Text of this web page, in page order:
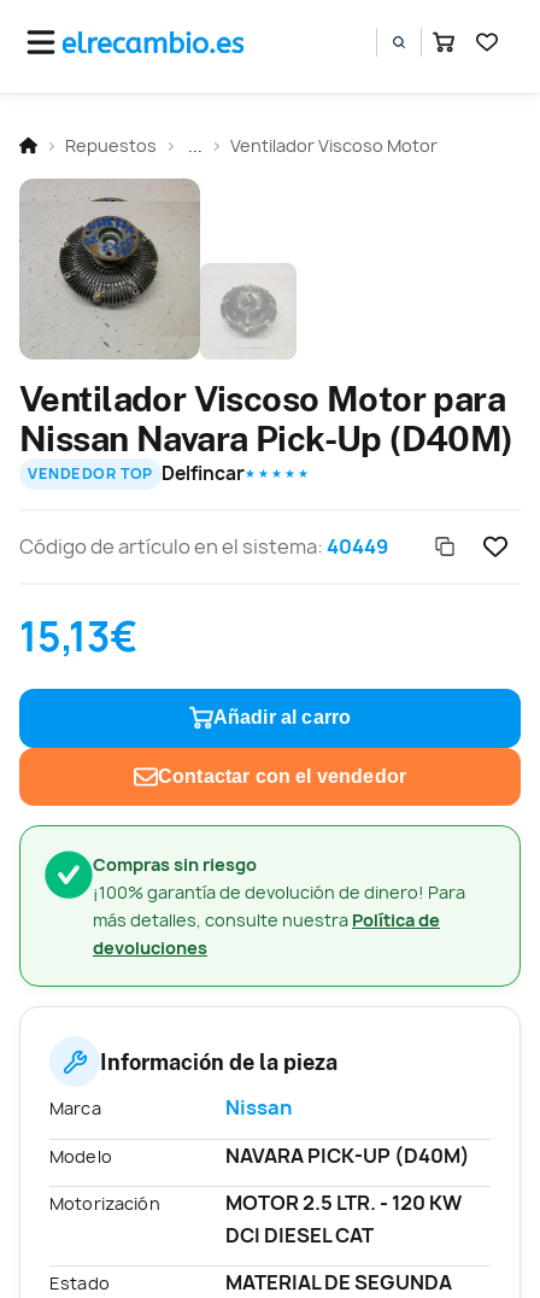
Repuestos Ventilador Viscoso Motor
Compras sin riesgo
¡100% garantía de devolución de dinero! Para
más detalles, consulte nuestra Política de
devoluciones
Ventilador Viscoso Motor para
Nissan Navara Pick-Up (D40M)
VENDEDOR TOP Delfincar★ ★ ★ ★ ★
Código de artículo en el sistema:40449
15,13€
Añadir al carro
Contactar con el vendedor
Información de la pieza
Marca Nissan
Modelo NAVARA PICK-UP (D40M)
Motorización
MOTOR 2.5 LTR. - 120 KW
DCI DIESEL CAT
Estado
MATERIAL DE SEGUNDA